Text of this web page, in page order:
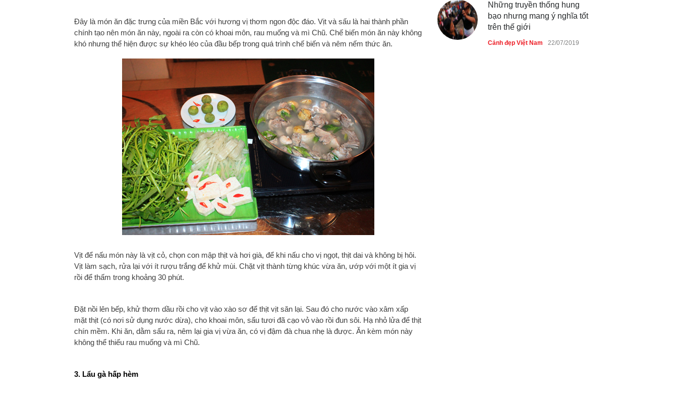
Đây là món ăn đặc trưng của miền Bắc với hương vị thơm ngon độc đáo. Vịt và sấu là hai thành phần
chính tạo nên món ăn này, ngoài ra còn có khoai môn, rau muống và mì Chũ. Chế biến món ăn này không
khó nhưng thể hiện được sự khéo léo của đầu bếp trong quá trình chế biến và nêm nếm thức ăn.
Vịt để nấu món này là vịt cỏ, chọn con mập thịt và hơi già, để khi nấu cho vị ngọt, thịt dai và không bị hôi.
Vịt làm sạch, rửa lại với ít rượu trắng để khử mùi. Chặt vịt thành từng khúc vừa ăn, ướp với một ít gia vị
rồi để thấm trong khoảng 30 phút.
Đặt nồi lên bếp, khử thơm dầu rồi cho vịt vào xào sơ để thịt vịt săn lại. Sau đó cho nước vào xâm xấp
mặt thịt (có nơi sử dụng nước dừa), cho khoai môn, sấu tươi đã cạo vỏ vào rồi đun sôi. Hạ nhỏ lửa để thịt
chín mềm. Khi ăn, dằm sấu ra, nêm lại gia vị vừa ăn, có vị đậm đà chua nhẹ là được. Ăn kèm món này
không thể thiếu rau muống và mì Chũ.
3. Lẩu gà hấp hèm
Những truyền thống hung
bạo nhưng mang ý nghĩa tốt
trên thế giới
Cảnh đẹp Việt Nam 22/07/2019